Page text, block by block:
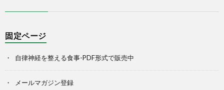
固定ページ
自律神経を整える食事-PDF形式で販売中
メールマガジン登録